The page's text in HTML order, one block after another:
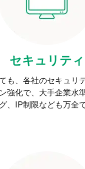
セキュリティ
も、各社のセキュリ
強化で、大手企業水
、IP制限なども万全で